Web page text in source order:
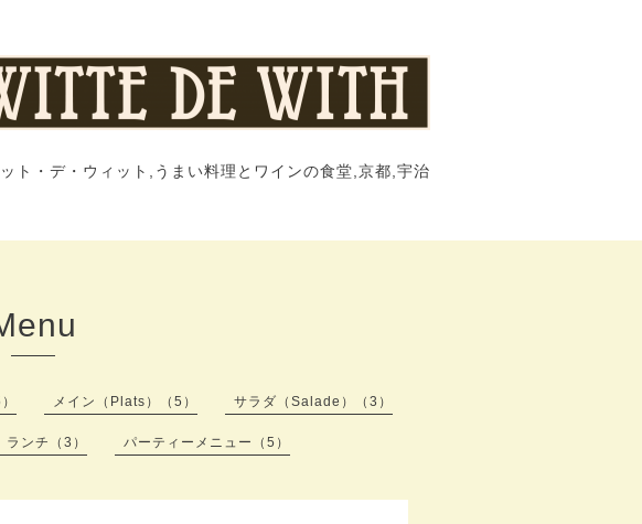
ト・デ・ウィット,うまい料理とワインの食堂,京都,宇治
メイン（Plats）（5） サラダ（Salade）（3）
ランチ（3） パーティーメニュー（5）